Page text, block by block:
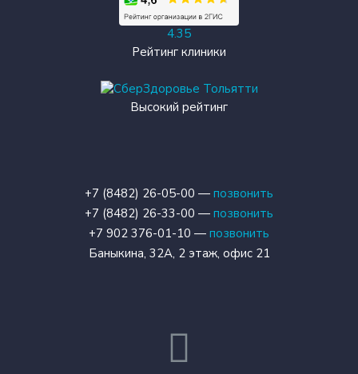
4.35
Рейтинг клиники
Высокий рейтинг
+7 (8482) 26-05-00 — позвонить
+7 (8482) 26-33-00 — позвонить
+7 902 376-01-10 — позвонить
Баныкина, 32А, 2 этаж, офис 21